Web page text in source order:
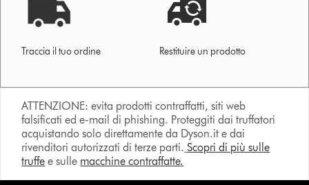
Traccia il tuo ordine Restituire un prodotto
ATTENZIONE: evita prodotti contraffatti, siti web
falsificati ed e-mail di phishing. Proteggiti dai truffatori
acquistando solo direttamente da Dyson.it e dai
rivenditori autorizzati di terze parti. Scopri di più sulle
truffe e sulle macchine contraffatte.